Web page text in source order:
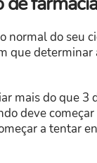
normal do seu
que
mais do que
deve
a tentar